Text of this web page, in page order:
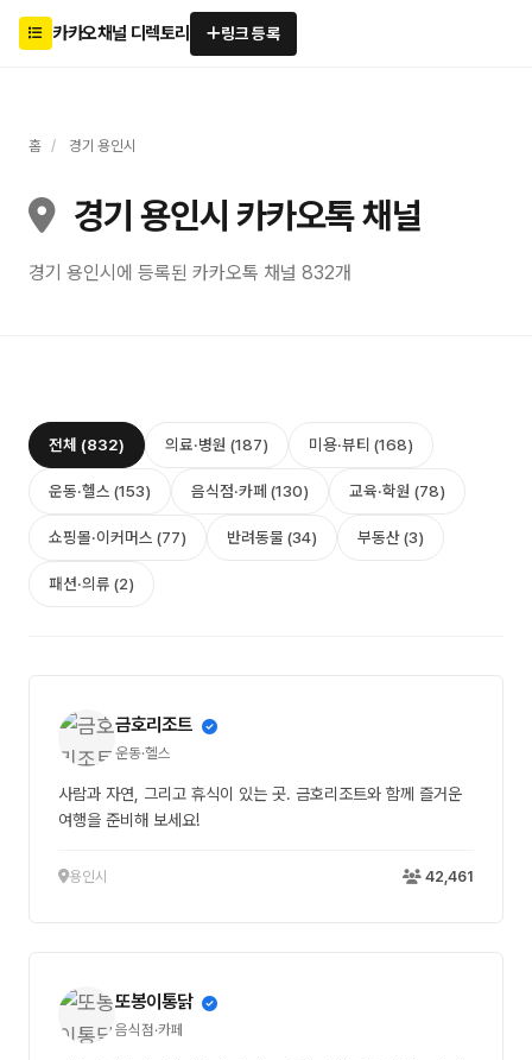
카카오채널 디렉토리 링크 등록
홈 / 경기 용인시
경기 용인시 카카오톡 채널
경기 용인시에 등록된 카카오톡 채널 832개
전체 (832) 의료·병원 (187) 미용·뷰티 (168)
운동·헬스 (153) 음식점·카페 (130) 교육·학원 (78)
쇼핑몰·이커머스 (77) 반려동물 (34) 부동산 (3)
패션·의류 (2)
금호리조트
운동·헬스
사람과 자연, 그리고 휴식이 있는 곳. 금호리조트와 함께 즐거운
여행을 준비해 보세요!
용인시 42,461
또봉이통닭
음식점·카페